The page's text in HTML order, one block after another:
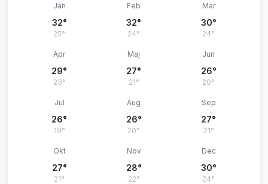
Jan
32°
25°
Feb
32°
24°
Mar
30°
24°
Apr
29°
23°
Maj
27°
21°
Jun
26°
20°
Jul
26°
19°
Aug
26°
20°
Sep
27°
21°
Okt
27°
21°
Nov
28°
22°
Dec
30°
24°